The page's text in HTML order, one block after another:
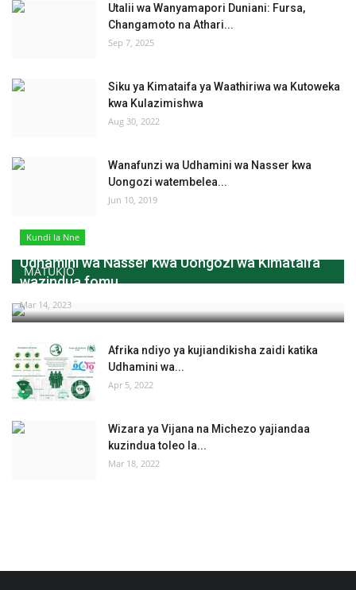
Utalii wa Wanyamapori Duniani: Fursa,
Changamoto na Athari...
Sep 7, 2025
Siku ya Kimataifa ya Waathiriwa wa Kutoweka
kwa Kulazimishwa
Aug 30, 2022
Wanafunzi wa Udhamini wa Nasser kwa
Uongozi watembelea...
Jun 10, 2019
MATUKIO
Kundi la Nne
Udhamini wa Nasser kwa Uongozi wa Kimataifa
wazindua fomu...
Mar 14, 2023
Afrika ndiyo ya kujiandikisha zaidi katika
Udhamini wa...
Apr 5, 2022
Wizara ya Vijana na Michezo yajiandaa
kuzindua toleo la...
Mar 18, 2022